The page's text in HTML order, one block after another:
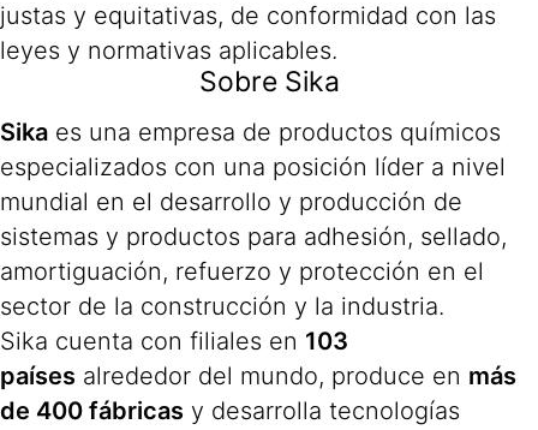
justas y equitativas, de conformidad con las
leyes y normativas aplicables.
Sobre Sika
Sika es una empresa de productos químicos
especializados con una posición líder a nivel
mundial en el desarrollo y producción de
sistemas y productos para adhesión, sellado,
amortiguación, refuerzo y protección en el
sector de la construcción y la industria.
Sika cuenta con filiales en 103
países alrededor del mundo, produce en más
de 400 fábricas y desarrolla tecnologías